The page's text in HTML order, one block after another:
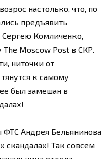
настолько, что, по
предъявить
Комличенко,
Moscow Post в СКР.
ниточки от
к самому
был замешан в
ФТС Андрея Бельянинова
скандалах! Так совсем